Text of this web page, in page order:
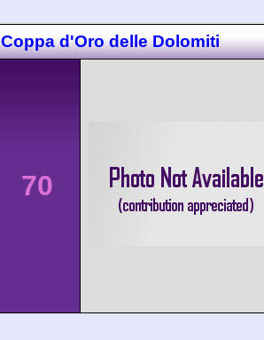
Coppa d'Oro delle Dolomiti
70